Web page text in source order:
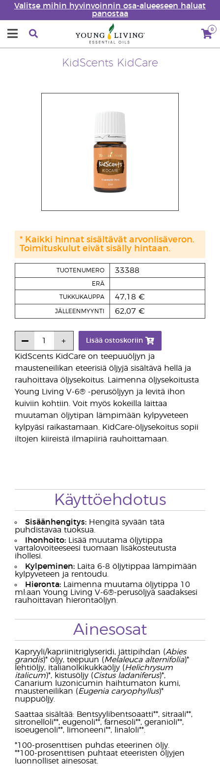
Valitse mihin hyvinvoinnin osa-alueeseen haluat
panostaa
0
KidScents KidCare
KidScents KidCare on teepuuöljyn ja
mausteneilikan eteerisiä öljyjä sisältävä hellä ja
rauhoittava öljysekoitus. Laimenna öljysekoitusta
Young Living V-6® -perusöljyyn ja levitä ihon
kuiviin kohtiin. Voit myös kokeilla laittaa
muutaman öljytipan lämpimään kylpyveteen
kylpyäsi raikastamaan. KidCare-öljysekoitus sopii
iltojen kiireistä ilmapiiriä rauhoittamaan.
TUOTENUMERO 33388
ERÄ
TUKKUKAUPPA 47,18 €
JÄLLEENMYYNTI 62,07 €
Lisää ostoskoriin
* Kaikki hinnat sisältävät arvonlisäveron.
Toimituskulut eivät sisälly hintaan.
Käyttöehdotus
Sisäänhengitys: Hengitä syvään tätä
puhdistavaa tuoksua.
Ihonhoito: Lisää muutama öljytippa
vartalovoiteeseesi tuomaan lisäkosteutusta
ihollesi.
Kylpeminen: Laita 6-8 öljytippaa lämpimään
kylpyveteen ja rentoudu.
Hieronta: Laimenna muutama öljytippa 10
ml:aan Young Living V-6®-perusöljyä saadaksesi
rauhoittavan hierontaöljyn.
Ainesosat
Kapryyli/kapriinitriglyseridi, jättipihdan (Abies
grandis)* öljy, teepuun (Melaleuca alternifolia)*
lehtiöljy, italianolkikukkaöljy (Helichrysum
italicum)*, kistusöljy (Cistus ladaniferus)*,
Canarium luzonicumin haihtumaton kumi,
mausteneilikan (Eugenia caryophyllus)*
nuppuöljy.
Saattaa sisältää: Bentsyylibentsoaatti**, sitraali**,
sitronelloli**, eugenoli**, farnesoli**, geranioli**,
isoeugenoli**, limoneeni**, linaloli**.
*100-prosenttisen puhdas eteerinen öljy.
**100-prosenttisen puhtaat eteeristen öljyjen
luonnolliset ainesosat.